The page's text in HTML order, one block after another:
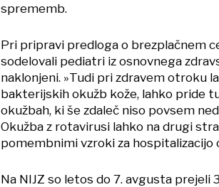
sprememb.
Pri pripravi predloga o brezplačnem
sodelovali pediatri iz osnovnega
naklonjeni. »Tudi pri zdravem otroku
bakterijskih okužb kože, lahko pride
okužbah, ki še zdaleč niso povsem
Okužba z rotavirusi lahko na drugi
pomembnimi vzroki za hospitalizacijo
Na NIJZ so letos do 7. avgusta